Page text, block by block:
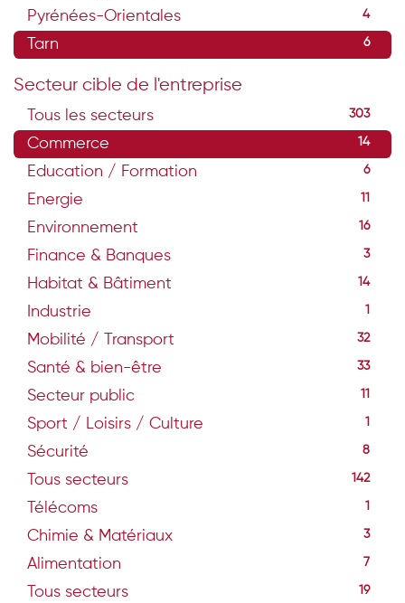
Pyrénées-Orientales 4
Tarn 6
Secteur cible de l'entreprise
Tous les secteurs 303
Commerce 14
Education / Formation 6
Energie 11
Environnement 16
Finance & Banques 3
Habitat & Bâtiment 14
Industrie 1
Mobilité / Transport 32
Santé & bien-être 33
Secteur public 11
Sport / Loisirs / Culture 1
Sécurité 8
Tous secteurs 142
Télécoms 1
Chimie & Matériaux 3
Alimentation 7
Tous secteurs 19